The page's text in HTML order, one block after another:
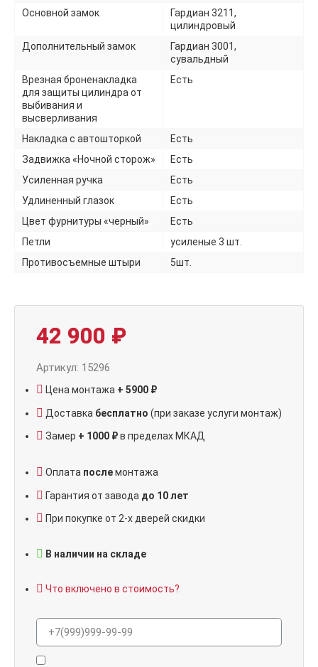
Основной замок
Гардиан 3211,
цилиндровый
Дополнительный замок
Гардиан 3001,
сувальдный
Врезная броненакладка
для защиты цилиндра от
выбивания и
высверливания
Есть
Накладка с автошторкой
Есть
Задвижка «Ночной сторож»
Есть
Усиленная ручка
Есть
Удлиненный глазок
Есть
Цвет фурнитуры «черный»
Есть
Петли
усиленые 3 шт.
Противосъемные штыри
5шт.
42 900 ₽
Артикул: 15296
Цена монтажа + 5900 ₽
Доставка бесплатно (при заказе услуги монтаж)
Замер + 1000 ₽в пределах МКАД
Оплата послемонтажа
Гарантия от завода до 10 лет
При покупке от 2-х дверей скидки
В наличии на складе
Что включено в стоимость?